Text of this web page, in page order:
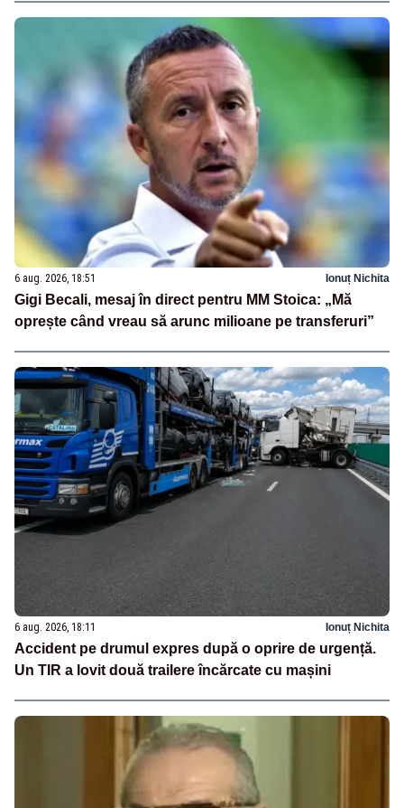
6 aug. 2026, 18:51 Ionuț Nichita
Gigi Becali, mesaj în direct pentru MM Stoica: „Mă
oprește când vreau să arunc milioane pe transferuri”
6 aug. 2026, 18:11 Ionuț Nichita
Accident pe drumul expres după o oprire de urgență.
Un TIR a lovit două trailere încărcate cu mașini